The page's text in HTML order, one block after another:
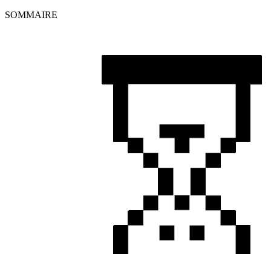
SOMMAIRE